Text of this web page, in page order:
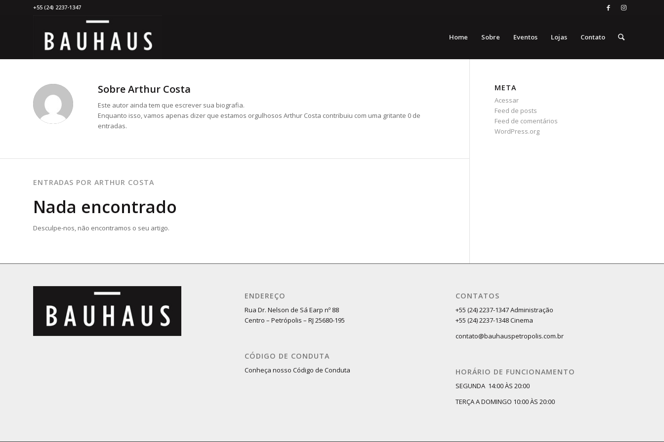
+55 (24) 2237-1347
Home Sobre Eventos Lojas Contato
SobreArthur Costa
Este autor ainda tem que escrever sua biografia.
Enquanto isso, vamos apenas dizer que estamos orgulhosos Arthur Costa contribuiu com uma gritante 0 de
entradas.
ENTRADAS POR ARTHUR COSTA
Nada encontrado
Desculpe-nos, não encontramos o seu artigo.
META
Acessar
Feed de posts
Feed de comentários
WordPress.org
ENDEREÇO
Rua Dr. Nelson de Sá Earp nº 88
Centro – Petrópolis – RJ 25680-195
CÓDIGO DE CONDUTA
Conheça nosso Código de Conduta
CONTATOS
+55 (24) 2237-1347 Administração
+55 (24) 2237-1348 Cinema
contato@bauhauspetropolis.com.br
HORÁRIO DE FUNCIONAMENTO
SEGUNDA 14:00 ÀS 20:00
TERÇA A DOMINGO 10:00 ÀS 20:00